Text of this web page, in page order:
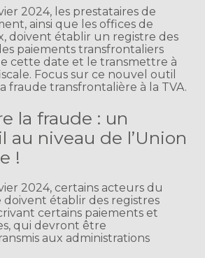
2024, les prestataires de
ainsi que les offices de
doivent établir un registre des
paiements transfrontaliers
cette date et le transmettre à
Focus sur ce nouvel outil
fraude transfrontalière à la TVA.
la fraude : un
au niveau de l’Union
!
2024, certains acteurs du
doivent établir des registres
certains paiements et
qui devront être
aux administrations